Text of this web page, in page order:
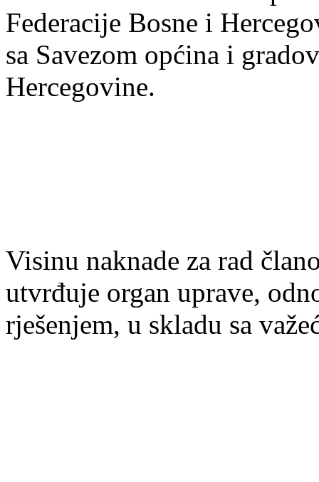
Federacije Bosne i
sa Savezom općina i
Hercegovine.
Visinu naknade za rad
utvrđuje organ uprave,
rješenjem, u skladu sa